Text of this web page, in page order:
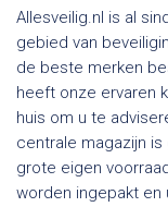
Allesveilig.nl is al
gebied van
de beste merken
heeft onze ervaren
huis om u te
centrale magazijn
grote eigen
worden ingepakt en